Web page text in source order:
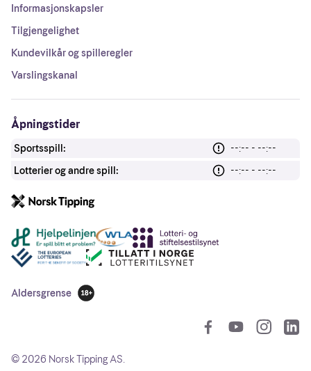
Informasjonskapsler
Tilgjengelighet
Kundevilkår og spilleregler
Varslingskanal
Åpningstider
Sportsspill:
--:-- - --:--
Lotterier og andre spill:
--:-- - --:--
Andre lenker
Aldersgrense
18 år
© 2026 Norsk Tipping AS.